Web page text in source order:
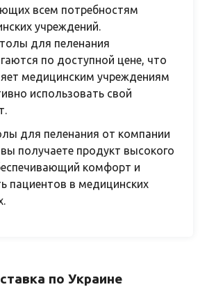
всем потребностям
учреждений.
для пеленания
по доступной цене, что
медицинским учреждениям
использовать свой
для пеленания от компании
вы получаете продукт высокого
комфорт и
пациентов в медицинских
по Украине